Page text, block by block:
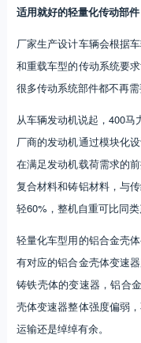
适用就好的轻量化传动部件
厂家生产设计车辆会根据
和重载车型的传动系统要
很多传动系统部件都不再
从车辆发动机说起，400
厂商的发动机通过模块化
在满足发动机载荷需求的
复合材料和铸铝材料，与
轻60%，整机自重可比同类
轻量化车型用的铝合金壳
有对应的铝合金壳体变速
铸铁壳体的变速器，铝合
壳体变速器整体强度偏弱
运输还是绰绰有余。